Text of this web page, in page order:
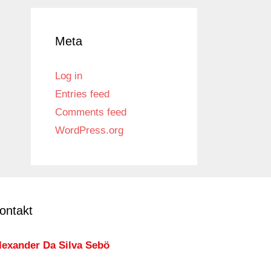
Meta
Log in
Entries feed
Comments feed
WordPress.org
Da Silva Sebö